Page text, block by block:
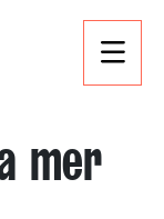
mer